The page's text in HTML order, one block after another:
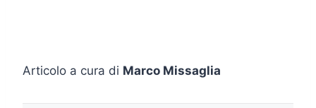
Articolo a cura di Marco Missaglia